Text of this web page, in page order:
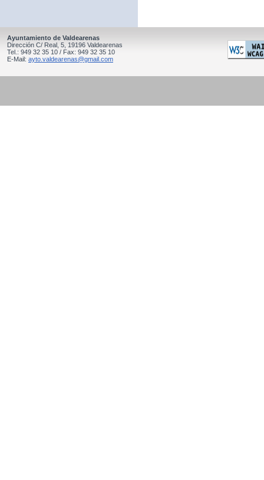
Ayuntamiento de Valdearenas
Dirección C/ Real, 5, 19196 Valdearenas
Tel.: 949 32 35 10 / Fax: 949 32 35 10
E-Mail: ayto.valdearenas@gmail.com